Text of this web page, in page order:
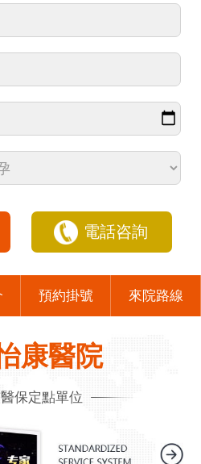
電話咨詢
預約掛號 來院路線
康醫院
保定點單位